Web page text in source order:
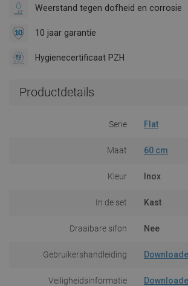
Weerstand tegen dofheid en corrosie
10 jaar garantie
Hygienecertificaat PZH
Productdetails
Serie Flat
Maat 60 cm
Kleur Inox
In de set Kast
Draaibare sifon Nee
Gebruikershandleiding
Veiligheidsinformatie